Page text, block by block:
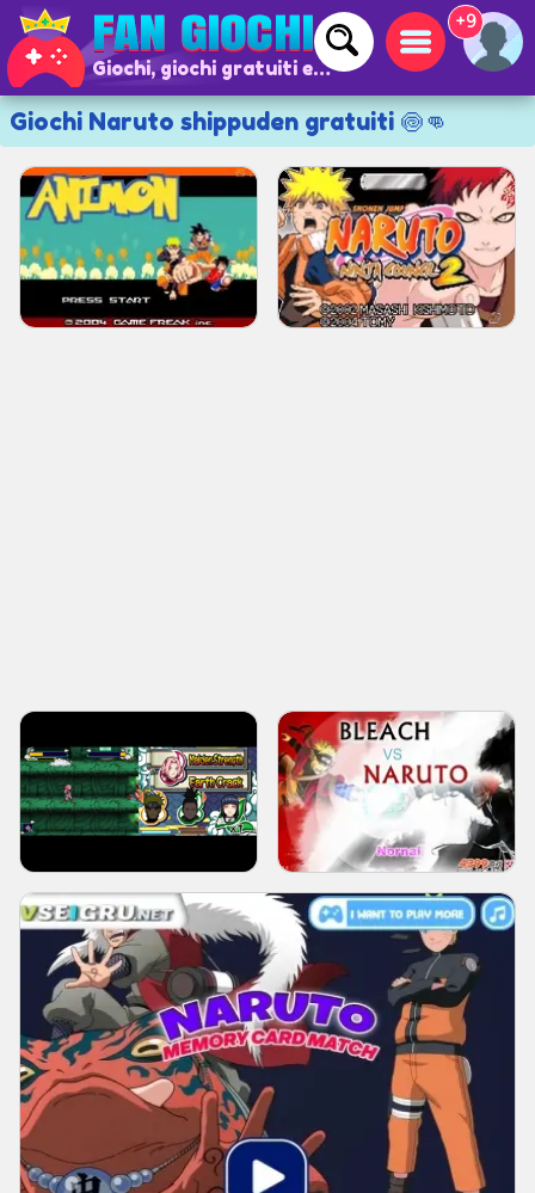
Giochi, giochi gratuiti e giochi online
+9
Giochi Naruto shippuden gratuiti 🍥👊